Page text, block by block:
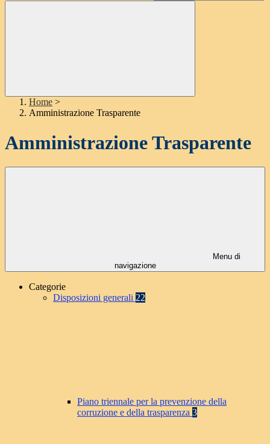
Home >
Amministrazione Trasparente
Amministrazione Trasparente
Menu di
navigazione
Categorie
Disposizioni generali 22
Piano triennale per la prevenzione della
corruzione e della trasparenza 3